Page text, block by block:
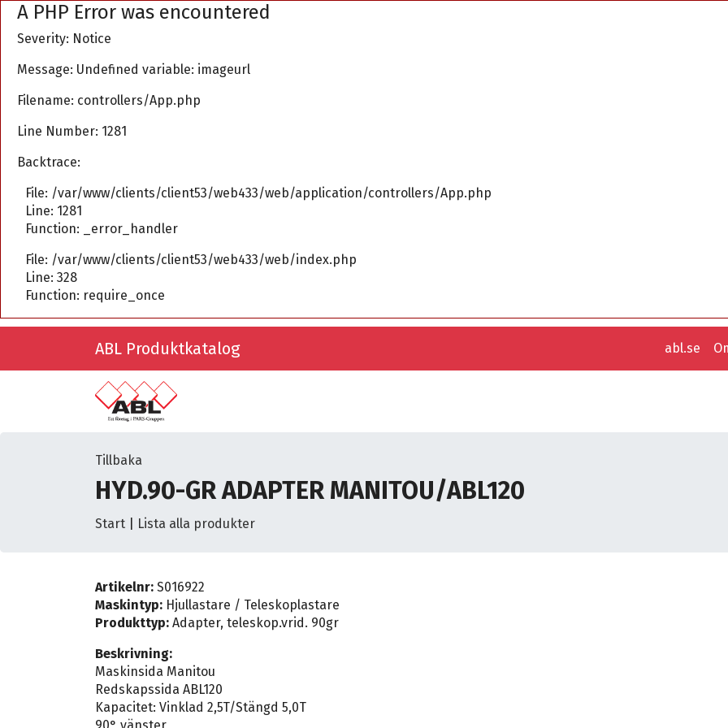
A PHP Error was encountered
Severity: Notice
Message: Undefined variable: imageurl
Filename: controllers/App.php
Line Number: 1281
Backtrace:
File: /var/www/clients/client53/web433/web/application/controllers/App.php
Line: 1281
Function: _error_handler
File: /var/www/clients/client53/web433/web/index.php
Line: 328
Function: require_once
ABL Produktkatalog abl.se
Tillbaka
HYD.90-GR ADAPTER MANITOU/ABL120
Start Lista alla produkter
Artikelnr: S016922
Maskintyp: Hjullastare / Teleskoplastare
Produkttyp: Adapter, teleskop.vrid. 90gr
Beskrivning:
Maskinsida Manitou
Redskapssida ABL120
Kapacitet: Vinklad 2,5T/Stängd 5,0T